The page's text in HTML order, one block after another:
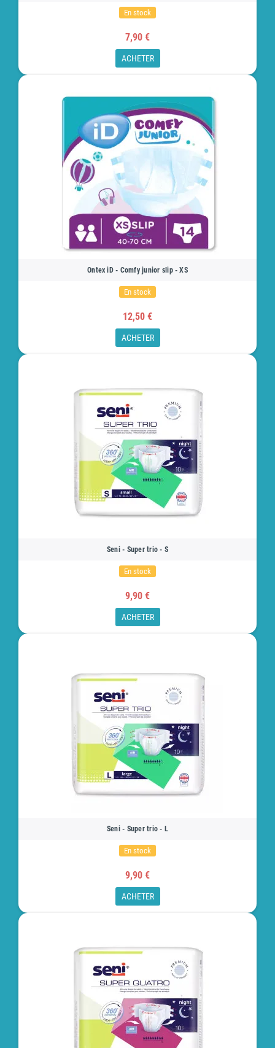
En stock
7,90 €
ACHETER
Ontex iD - Comfy junior slip - XS
En stock
12,50 €
ACHETER
Seni - Super trio - S
En stock
9,90 €
ACHETER
Seni - Super trio - L
En stock
9,90 €
ACHETER